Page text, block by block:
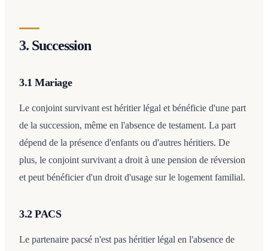
3. Succession
3.1 Mariage
Le conjoint survivant est héritier légal et bénéficie d'une part
de la succession, même en l'absence de testament. La part
dépend de la présence d'enfants ou d'autres héritiers. De
plus, le conjoint survivant a droit à une pension de réversion
et peut bénéficier d'un droit d'usage sur le logement familial.
3.2 PACS
Le partenaire pacsé n'est pas héritier légal en l'absence de